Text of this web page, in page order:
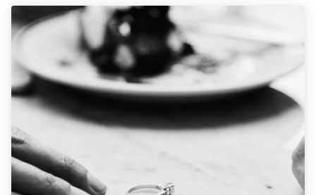
или иное имущество, на какую долю можно
рассчитывать.